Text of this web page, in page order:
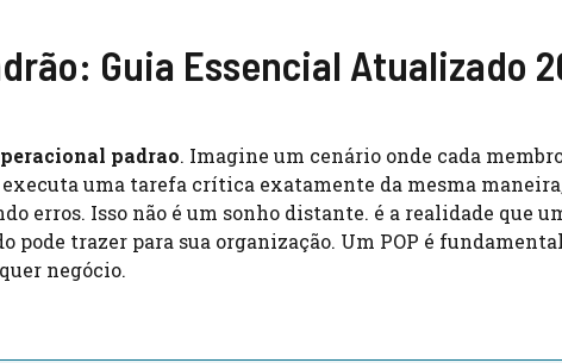
Guia Essencial Atualizado
padrao. Imagine um cenário onde cada
uma tarefa crítica exatamente da mesma
erros. Isso não é um sonho distante. é a realidade que
pode trazer para sua organização. Um POP é
negócio.